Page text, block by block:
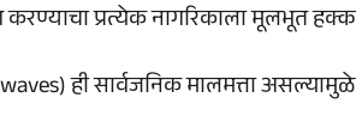
करण्याचा प्रत्येक नागरिकाला मूलभूत हक्क
ही सार्वजनिक मालमत्ता असल्यामुळे